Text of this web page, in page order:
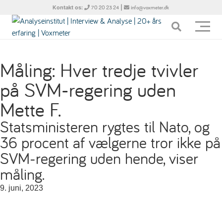
Kontakt os: 70 20 23 24 | info@voxmeter.dk
Måling: Hver tredje tvivler
på SVM-regering uden
Mette F.
Statsministeren rygtes til Nato, og
36 procent af vælgerne tror ikke på
SVM-regering uden hende, viser
måling.
9. juni, 2023